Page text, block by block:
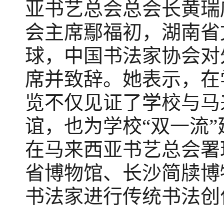
亚书艺总会总会长黄
会主席鄢福初，湖南
球，中国书法家协会
席并致辞。 她表示，
览不仅 见证了学校与
谊， 也为学校“双一流
在马来西亚书艺总会
省博物馆、 长沙简牍
书法家进行传统书法